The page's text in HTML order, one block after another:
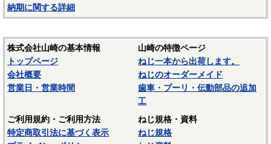
納期に関する詳細
株式会社山崎の基本情報
トップページ
会社概要
営業日・営業時間
山崎の特徴ページ
ねじ一本から出荷します。
ねじのオーダーメイド
歯車・プーリ・伝動部品の追加
工
ご利用規約・ご利用方法
特定商取引法に基づく表示
ねじ規格・資料
ねじ規格